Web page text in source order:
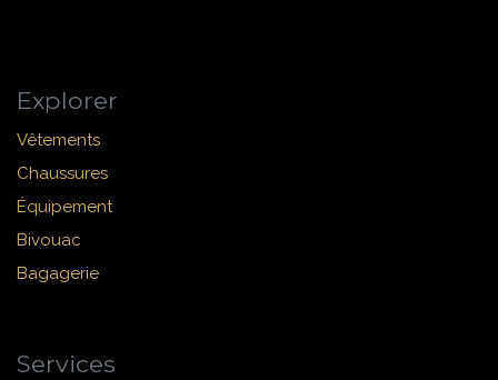
Explorer
Vêtements
Chaussures
Équipement
Bivouac
Bagagerie
Services